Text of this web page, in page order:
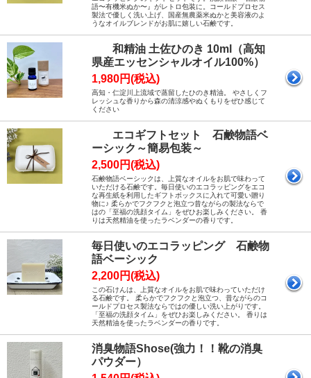
語〜有機米ぬか〜』がレトロ包装に。コールドプロセス
製法で優しく洗い上げ、国産無農薬米ぬかと美容液のよ
うなオイルブレンドがお肌に嬉しい石鹸です。
和精油 土佐ひのき 10ml（高知
県産エッセンシャルオイル100%）
1,980円(税込)
高知・仁淀川上流域で蒸留したひのき精油。 やさしくフ
レッシュな香りから森の清涼感やぬくもりをぜひ感じて
ください
エコギフトセット 石鹸物語ベ
ーシック～簡易包装～
2,500円(税込)
石鹸物語ベーシックは、上質なオイルをお肌で味わって
いただける石鹸です。毎日使いのエコラッピングをエコ
な再生紙を利用したギフトボックスに入れて可愛い贈り
物に♪ 柔らかでフクフクと泡立つ昔ながらの製法ならで
はの「至福の洗顔タイム」をぜひお楽しみください。 香
りは天然精油を使ったラベンダーの香りです。
毎日使いのエコラッピング 石鹸物
語ベーシック
2,200円(税込)
この石けんは、上質なオイルをお肌で味わっていただけ
る石鹸です。 柔らかでフクフクと泡立つ、昔ながらのコ
ールドプロセス製法ならではの優しい洗い上がりです。
「至福の洗顔タイム」をぜひお楽しみください。 香りは
天然精油を使ったラベンダーの香りです。
消臭物語Shose(強力！！靴の消臭
パウダー）